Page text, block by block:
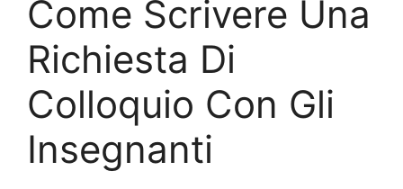
Come Scrivere Una
Richiesta Di
Colloquio Con Gli
Insegnanti